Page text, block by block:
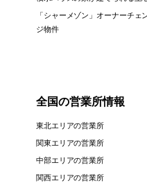
「シャーメゾン」オーナーチェ
ジ物件
全国の営業所情報
東北エリアの営業所
関東エリアの営業所
中部エリアの営業所
関西エリアの営業所